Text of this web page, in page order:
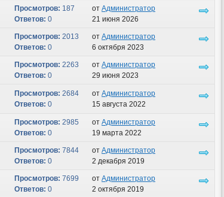
Просмотров: 187
Ответов: 0
от Администратор
21 июня 2026
Просмотров: 2013
Ответов: 0
от Администратор
6 октября 2023
Просмотров: 2263
Ответов: 0
от Администратор
29 июня 2023
Просмотров: 2684
Ответов: 0
от Администратор
15 августа 2022
Просмотров: 2985
Ответов: 0
от Администратор
19 марта 2022
Просмотров: 7844
Ответов: 0
от Администратор
2 декабря 2019
Просмотров: 7699
Ответов: 0
от Администратор
2 октября 2019